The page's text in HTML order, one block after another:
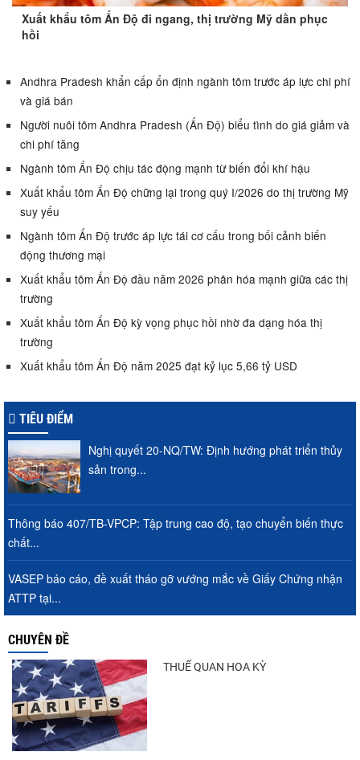
Xuất khẩu tôm Ấn Độ đi ngang, thị trường Mỹ dần phục
hồi
Andhra Pradesh khẩn cấp ổn định ngành tôm trước áp lực chi phí
và giá bán
Người nuôi tôm Andhra Pradesh (Ấn Độ) biểu tình do giá giảm và
chi phí tăng
Ngành tôm Ấn Độ chịu tác động mạnh từ biến đổi khí hậu
Xuất khẩu tôm Ấn Độ chững lại trong quý I/2026 do thị trường Mỹ
suy yếu
Ngành tôm Ấn Độ trước áp lực tái cơ cấu trong bối cảnh biến
động thương mại
Xuất khẩu tôm Ấn Độ đầu năm 2026 phân hóa mạnh giữa các thị
trường
Xuất khẩu tôm Ấn Độ kỳ vọng phục hồi nhờ đa dạng hóa thị
trường
Xuất khẩu tôm Ấn Độ năm 2025 đạt kỷ lục 5,66 tỷ USD
TIÊU ĐIỂM
Nghị quyết 20-NQ/TW: Định hướng phát triển thủy
sản trong...
Thông báo 407/TB-VPCP: Tập trung cao độ, tạo chuyển biến thực
chất...
VASEP báo cáo, đề xuất tháo gỡ vướng mắc về Giấy Chứng nhận
ATTP tại...
CHUYÊN ĐỀ
THUẾ QUAN HOA KỲ